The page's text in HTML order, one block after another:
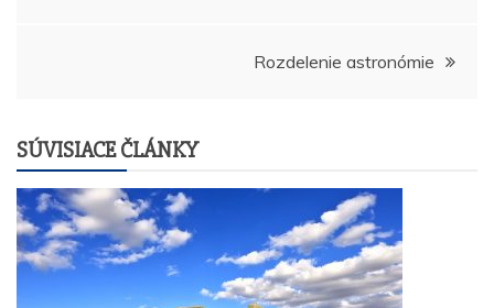
Rozdelenie astronómie
SÚVISIACE ČLÁNKY